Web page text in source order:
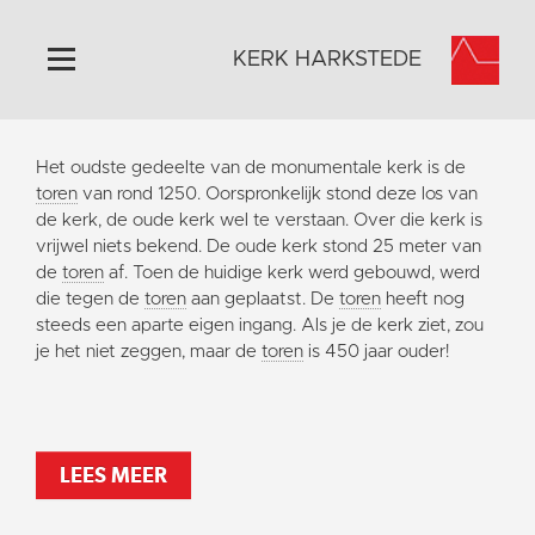
Home
Algemeen
Historie
Omgeving
Activiteiten
Steun ons
KERK HARKSTEDE
Het oudste gedeelte van de monumentale kerk is de
toren van rond 1250. Oorspronkelijk stond deze los van
de kerk, de oude kerk wel te verstaan. Over die kerk is
vrijwel niets bekend. De oude kerk stond 25 meter van
de toren af. Toen de huidige kerk werd gebouwd, werd
die tegen de toren aan geplaatst. De toren heeft nog
steeds een aparte eigen ingang. Als je de kerk ziet, zou
je het niet zeggen, maar de toren is 450 jaar ouder!
LEES MEER